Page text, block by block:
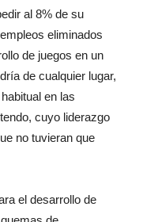
al 8% de su
eliminados
de juegos en un
de cualquier lugar,
en las
cuyo liderazgo
no tuvieran que
el desarrollo de